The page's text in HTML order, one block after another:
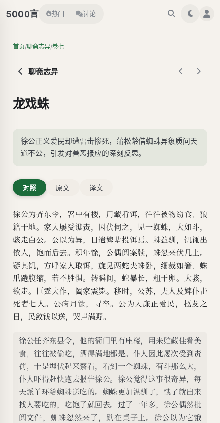
5000言 热门 讨论
首页/聊斋志异/卷七
聊斋志异
龙戏蛛
徐公正义爱民却遭雷击惨死，蒲松龄借蜘蛛异象质问天
道不公，引发对善恶报应的深刻反思。
对照 原文 译文
徐公为齐东令，署中有楼，用藏肴饵，往往被物窃食，狼
籍于地。家人屡受谯责，因伏伺之，见一蜘蛛，大如斗，
骇走白公。公以为异，日遣婢辈投饵焉。蛛益驯，饥辄出
依人，饱而后去。积年馀，公偶阅案牍，蛛忽来伏几上。
疑其饥，方呼家人取饵，旋见两蛇夹蛛卧，细裁如箸，蛛
爪踡腹缩，若不胜惧。转瞬间，蛇暴长，粗于卵。大骇，
欲走。巨霆大作，阖家震毙。移时，公苏，夫人及婢仆击
死者七人。公病月馀，寻卒。公为人廉正爱民，柩发之
日，民敛钱以送，哭声满野。
徐公任齐东县令，他的衙门里有座楼，用来贮藏佳肴美
食，往往被偷吃，洒得满地都是。仆人因此屡次受到责
罚，于是埋伏起来察看，看到一个蜘蛛，有斗那么大，
仆人吓得赶快跑去报告徐公。徐公觉得这事很奇异，每
天派丫环给蜘蛛送吃的。蜘蛛更加温驯了，饿了就出来
找人要吃的，吃饱了就回去。过了一年多，徐公偶然批
阅文件，蜘蛛忽然来了，趴在桌子上。徐公以为它饿